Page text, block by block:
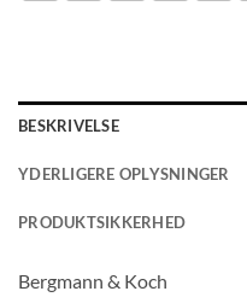
BESKRIVELSE
YDERLIGERE OPLYSNINGER
PRODUKTSIKKERHED
Bergmann & Koch